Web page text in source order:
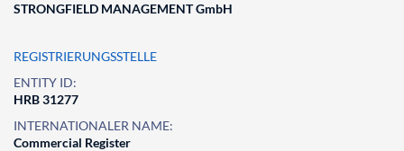
STRONGFIELD MANAGEMENT GmbH
REGISTRIERUNGSSTELLE
ENTITY ID:
HRB 31277
INTERNATIONALER NAME:
Commercial Register